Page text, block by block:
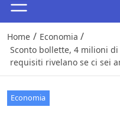
Home / Economia /
Sconto bollette, 4 milioni
requisiti rivelano se ci sei
Economia